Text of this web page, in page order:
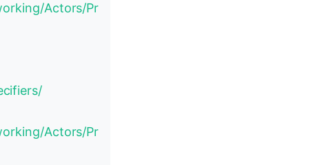
Actors/Pr
Actors/Pr